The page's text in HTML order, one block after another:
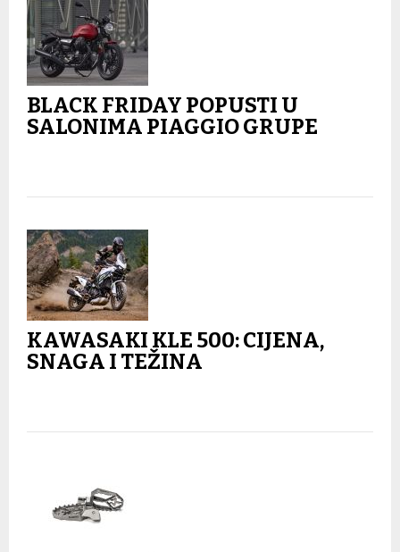
BLACK FRIDAY POPUSTI U
SALONIMA PIAGGIO GRUPE
KAWASAKI KLE 500: CIJENA,
SNAGA I TEŽINA